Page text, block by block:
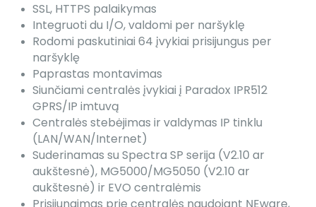
SSL, HTTPS palaikymas
Integruoti du I/O, valdomi per naršyklę
Rodomi paskutiniai 64 įvykiai prisijungus per
naršyklę
Paprastas montavimas
Siunčiami centralės įvykiai į Paradox IPR512
GPRS/IP imtuvą
Centralės stebėjimas ir valdymas IP tinklu
(LAN/WAN/Internet)
Suderinamas su Spectra SP serija (V2.10 ar
aukštesnė), MG5000/MG5050 (V2.10 ar
aukštesnė) ir EVO centralėmis